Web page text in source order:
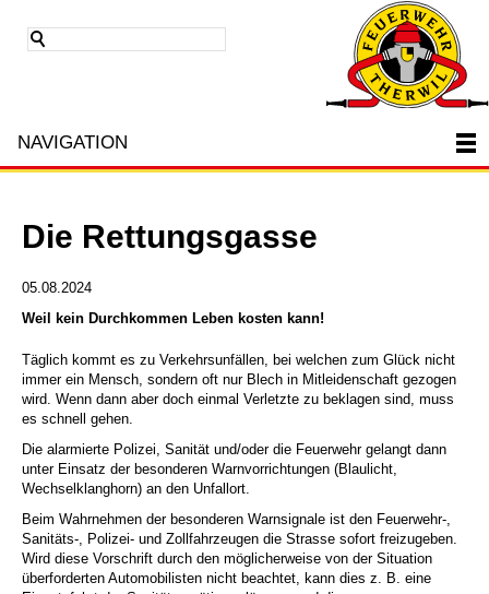
NAVIGATION
Die Rettungsgasse
05.08.2024
Weil kein Durchkommen Leben kosten kann!
Täglich kommt es zu Verkehrsunfällen, bei welchen zum Glück nicht
immer ein Mensch, sondern oft nur Blech in Mitleidenschaft gezogen
wird. Wenn dann aber doch einmal Verletzte zu beklagen sind, muss
es schnell gehen.
Die alarmierte Polizei, Sanität und/oder die Feuerwehr gelangt dann
unter Einsatz der besonderen Warnvorrichtungen (Blaulicht,
Wechselklanghorn) an den Unfallort.
Beim Wahrnehmen der besonderen Warnsignale ist den Feuerwehr-,
Sanitäts-, Polizei- und Zollfahrzeugen die Strasse sofort freizugeben.
Wird diese Vorschrift durch den möglicherweise von der Situation
überforderten Automobilisten nicht beachtet, kann dies z. B. eine